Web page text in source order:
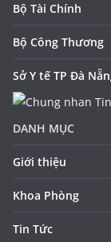
Bộ Tài Chính
Bộ Công Thương
Sở Y tế TP Đà
DANH MỤC
Giới thiệu
Khoa Phòng
Tin Tức